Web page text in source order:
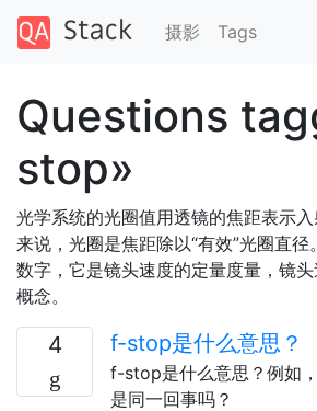
摄影 Tags
Questions
stop»
光学系统的光圈值用透镜的焦距表示
来说，光圈是焦距除以“有效”光圈直
数字，它是镜头速度的定量度量，镜
概念。
4 f-stop是什么意思？
f-stop是什么意思？例如，
是同一回事吗？